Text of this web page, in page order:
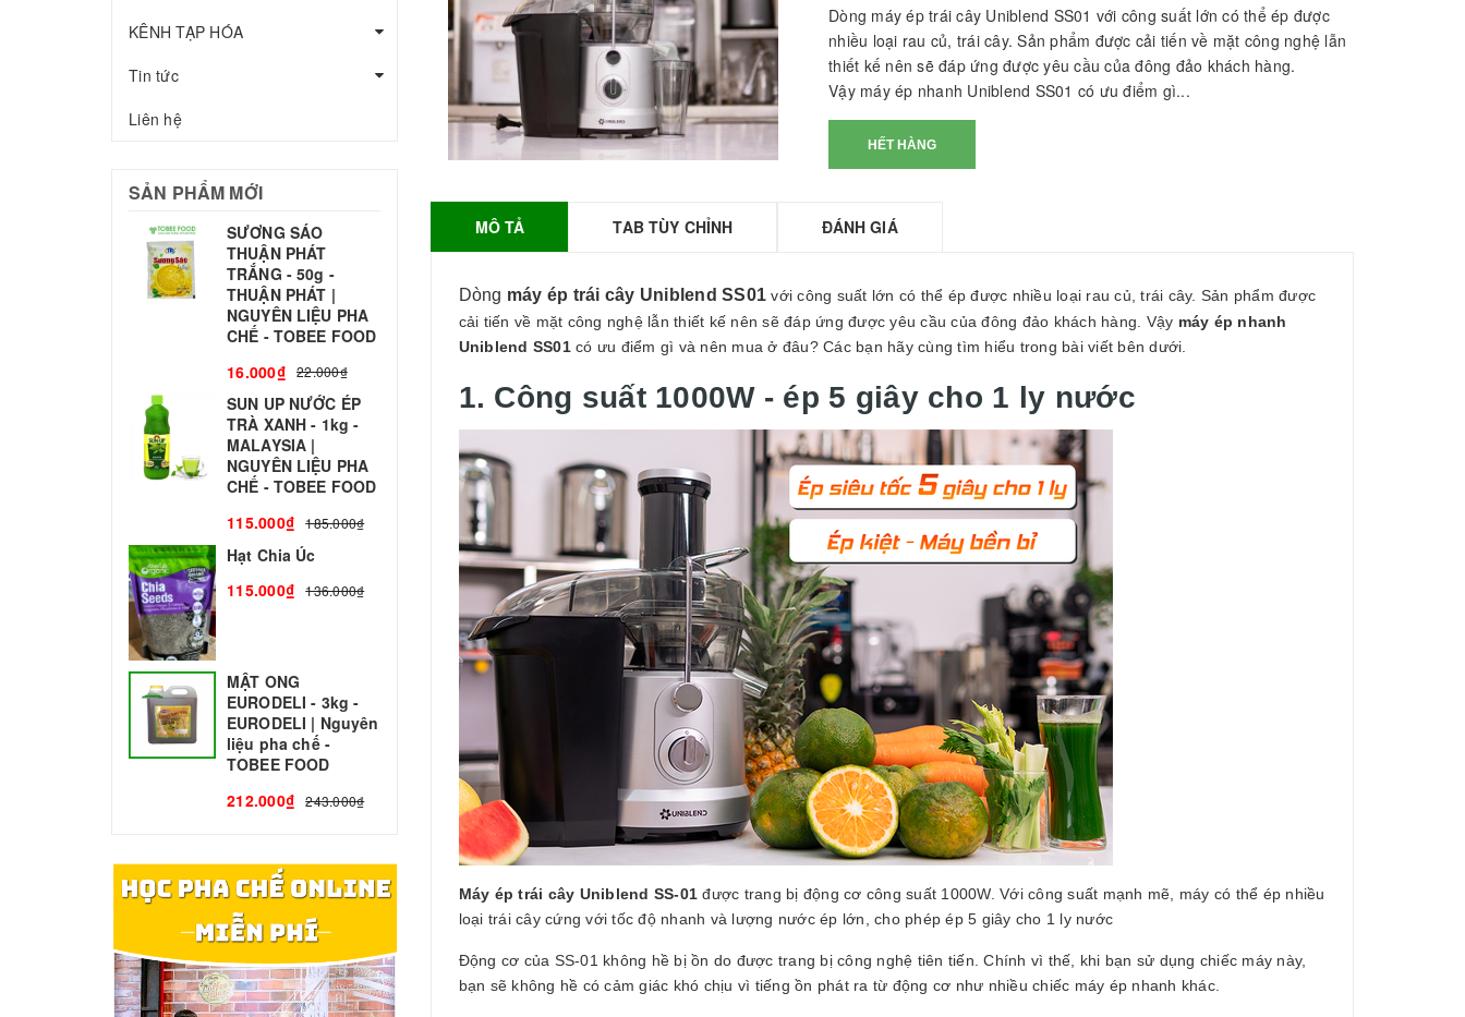
Dòng máy ép trái cây Uniblend SS01 với công suất lớn có thể ép được
nhiều loại rau củ, trái cây. Sản phẩm được cải tiến về mặt công nghệ lẫn
thiết kế nên sẽ đáp ứng được yêu cầu của đông đảo khách hàng.
Vậy máy ép nhanh Uniblend SS01 có ưu điểm gì...
HẾT HÀNG
MÔ TẢ TAB TÙY CHỈNH ĐÁNH GIÁ
Dòng máy ép trái cây Uniblend SS01 với công suất lớn có thể ép được nhiều loại rau củ, trái cây. Sản phẩm được
cải tiến về mặt công nghệ lẫn thiết kế nên sẽ đáp ứng được yêu cầu của đông đảo khách hàng. Vậy máy ép nhanh
Uniblend SS01có ưu điểm gì và nên mua ở đâu? Các bạn hãy cùng tìm hiểu trong bài viết bên dưới.
1. Công suất 1000W - ép 5 giây cho 1 ly nước
Máy ép trái cây Uniblend SS-01 được trang bị động cơ công suất 1000W. Với công suất mạnh mẽ, máy có thể ép nhiều
loại trái cây cứng với tốc độ nhanh và lượng nước ép lớn, cho phép ép 5 giây cho 1 ly nước
Động cơ của SS-01 không hề bị ồn do được trang bị công nghệ tiên tiến. Chính vì thế, khi bạn sử dụng chiếc máy này,
bạn sẽ không hề có cảm giác khó chịu vì tiếng ồn phát ra từ động cơ như nhiều chiếc máy ép nhanh khác.
KÊNH TẠP HÓA
Tin tức
Liên hệ
SẢN PHẨM MỚI
SƯƠNG SÁO
THUẬN PHÁT
TRẮNG - 50g -
THUẬN PHÁT |
NGUYÊN LIỆU PHA
CHẾ - TOBEE FOOD
16.000₫ 22.000₫
SUN UP NƯỚC ÉP
TRÀ XANH - 1kg -
MALAYSIA |
NGUYÊN LIỆU PHA
CHẾ - TOBEE FOOD
115.000₫
185.000₫
Hạt Chia Úc
115.000₫
136.000₫
MẬT ONG
EURODELI - 3kg -
EURODELI | Nguyên
liệu pha chế -
TOBEE FOOD
212.000₫
243.000₫
BỘT SỮA TOBEE
THANH VỊ - 300g -
Sữa làm Trà Sữa -
TOBEE FOOD
30.000₫ 36.000₫
HỒNG TRÀ ĐẶC
BIỆT 50G - ROYAL I
NGUYÊN LIỆU PHA
CHẾ - TOBEE FOOD
12.000₫
25.000₫